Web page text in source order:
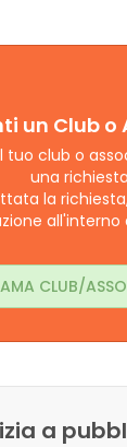
un Club o
tuo club o
una
la
all'interno
CLUB/
a